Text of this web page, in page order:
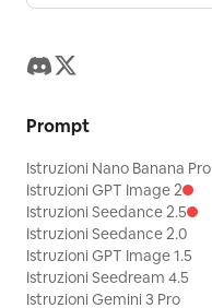
Prompt
Istruzioni Nano Banana Pro
Istruzioni GPT Image 2
Istruzioni Seedance 2.5
Istruzioni Seedance 2.0
Istruzioni GPT Image 1.5
Istruzioni Seedream 4.5
Istruzioni Gemini 3 Pro